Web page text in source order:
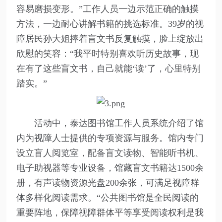
容易磨损变形。”工作人员一边示范正确的触摸
方法，一边耐心讲解书籍的挑选标准。39岁的视
障居民孙大姐捧着盲文书反复触摸，脸上绽放出
欣慰的笑容：“我平时特别喜欢听历史故事，现
在有了这些盲文书，自己就能‘读’了，心里特别
踏实。”
活动中，泰达图书馆工作人员系统介绍了馆
内为视障人士提供的专项资源与服务。馆内专门
设立盲人阅览室，配备盲文读物、智能听书机、
电子助视器等专业设备，馆藏盲文书籍达1500余
册，有声读物资源光盘200余张，可满足视障群
体多样化阅读需求。“公共图书馆是全民阅读的
重要阵地，保障视障群体平等享受阅读权利是我